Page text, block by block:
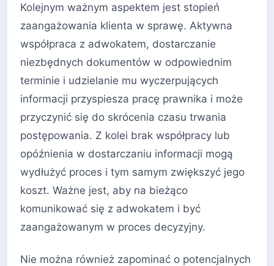
Kolejnym ważnym aspektem jest stopień
zaangażowania klienta w sprawę. Aktywna
współpraca z adwokatem, dostarczanie
niezbędnych dokumentów w odpowiednim
terminie i udzielanie mu wyczerpujących
informacji przyspiesza pracę prawnika i może
przyczynić się do skrócenia czasu trwania
postępowania. Z kolei brak współpracy lub
opóźnienia w dostarczaniu informacji mogą
wydłużyć proces i tym samym zwiększyć jego
koszt. Ważne jest, aby na bieżąco
komunikować się z adwokatem i być
zaangażowanym w proces decyzyjny.
Nie można również zapominać o potencjalnych